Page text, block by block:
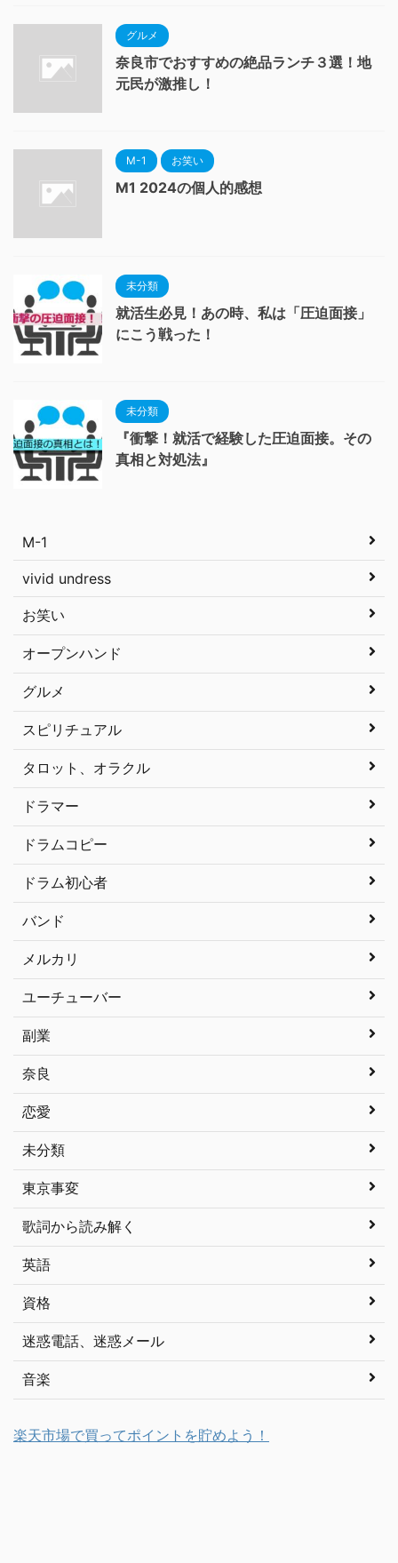
グルメ
奈良市でおすすめの絶品ランチ３選！地
元民が激推し！
M-1 お笑い
M1 2024の個人的感想
未分類
就活生必見！あの時、私は「圧迫面接」
にこう戦った！
未分類
『衝撃！就活で経験した圧迫面接。その
真相と対処法』
M-1
vivid undress
お笑い
オープンハンド
グルメ
スピリチュアル
タロット、オラクル
ドラマー
ドラムコピー
ドラム初心者
バンド
メルカリ
ユーチューバー
副業
奈良
恋愛
未分類
東京事変
歌詞から読み解く
英語
資格
迷惑電話、迷惑メール
音楽
楽天市場で買ってポイントを貯めよう！